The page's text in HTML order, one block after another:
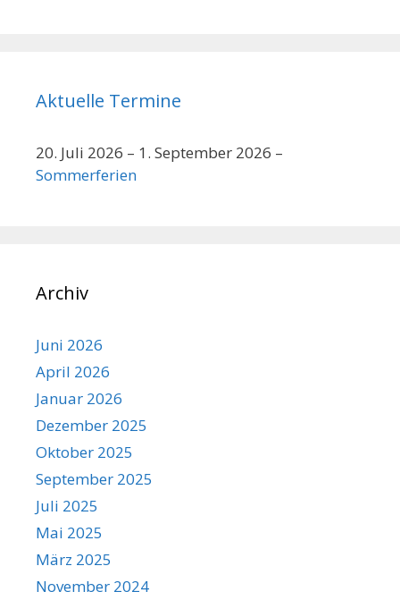
Aktuelle Termine
20. Juli 2026 – 1. September 2026 –
Sommerferien
Archiv
Juni 2026
April 2026
Januar 2026
Dezember 2025
Oktober 2025
September 2025
Juli 2025
Mai 2025
März 2025
November 2024